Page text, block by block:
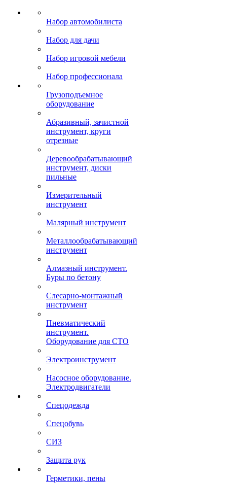
Набор автомобилиста
Набор для дачи
Набор игровой мебели
Набор профессионала
Грузоподъемное
оборудование
Абразивный, зачистной
инструмент, круги
отрезные
Деревообрабатывающий
инструмент, диски
пильные
Измерительный
инструмент
Малярный инструмент
Металлообрабатывающий
инструмент
Алмазный инструмент.
Буры по бетону
Слесарно-монтажный
инструмент
Пневматический
инструмент.
Оборудование для СТО
Электроинструмент
Насосное оборудование.
Электродвигатели
Спецодежда
Спецобувь
СИЗ
Защита рук
Герметики, пены